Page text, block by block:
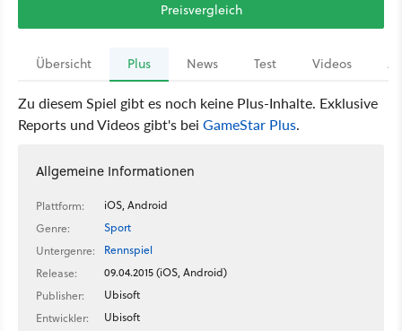
Preisvergleich
Übersicht Plus News Test Videos
Zu diesem Spiel gibt es noch keine Plus-Inhalte. Exklusive
Reports und Videos gibt's bei GameStar Plus.
Allgemeine Informationen
Plattform:
iOS, Android
Genre:
Sport
Untergenre:
Rennspiel
Release:
09.04.2015 (iOS, Android)
Publisher:
Ubisoft
Entwickler:
Ubisoft